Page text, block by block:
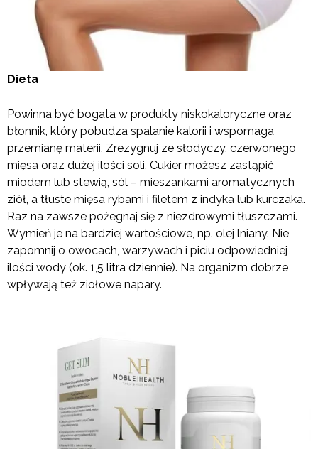
Dieta
Powinna być bogata w produkty niskokaloryczne oraz
błonnik, który pobudza spalanie kalorii i wspomaga
przemianę materii. Zrezygnuj ze słodyczy, czerwonego
mięsa oraz dużej ilości soli. Cukier możesz zastąpić
miodem lub stewią, sól – mieszankami aromatycznych
ziół, a tłuste mięsa rybami i filetem z indyka lub kurczaka.
Raz na zawsze pożegnaj się z niezdrowymi tłuszczami.
Wymień je na bardziej wartościowe, np. olej lniany. Nie
zapomnij o owocach, warzywach i piciu odpowiedniej
ilości wody (ok. 1,5 litra dziennie). Na organizm dobrze
wpływają też ziołowe napary.